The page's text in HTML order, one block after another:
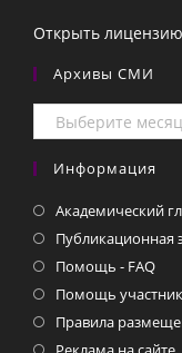
Открыть лицензию
Архивы СМИ
Архивы
СМИ
Информация
Академический
Публикационная
Помощь - FAQ
Помощь
Правила